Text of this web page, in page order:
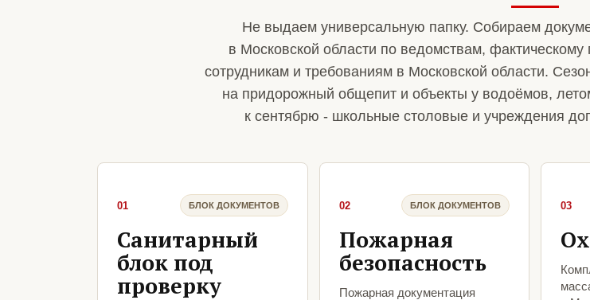
Не выдаем универсальную папку. Собираем
в Московской области по ведомствам,
сотрудникам и требованиям в Московской области.
на придорожный общепит и объекты у водоёмов,
к сентябрю - школьные столовые и учреждения
01 БЛОК ДОКУМЕНТОВ
Санитарный
блок под
проверку
02 БЛОК ДОКУМЕНТОВ
Пожарная
безопасность
Пожарная документация
03